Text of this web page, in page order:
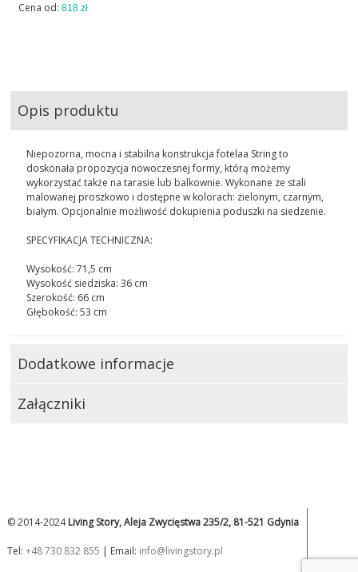
Cena od:818 zł
Opis produktu
Niepozorna, mocna i stabilna konstrukcja fotelaa String to
doskonała propozycja nowoczesnej formy, którą możemy
wykorzystać także na tarasie lub balkownie. Wykonane ze stali
malowanej proszkowo i dostępne w kolorach: zielonym, czarnym,
białym. Opcjonalnie możliwość dokupienia poduszki na siedzenie.
SPECYFIKACJA TECHNICZNA:
Wysokość: 71,5 cm
Wysokość siedziska: 36 cm
Szerokość: 66 cm
Głębokość: 53 cm
Dodatkowe informacje
Załączniki
© 2014-2024Living Story, Aleja Zwycięstwa 235/2, 81-521 Gdynia
Tel: +48 730 832 855 | Email: info@livingstory.pl